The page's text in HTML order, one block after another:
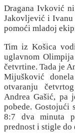
Dragana Ivković
Jakovljević i Ivanu
pomoći mladoj
Tim iz Košica
uglavnom
četvrtine. Tada je
Mijušković
otvaranju
Andrea Gašić, pa
pobede. Gostojući
8:7 dva minuta
prednost i stigle